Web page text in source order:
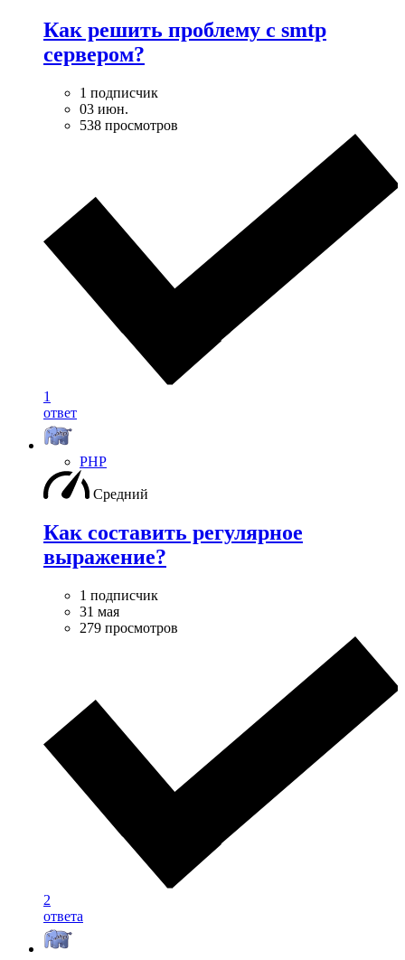
Как решить проблему с smtp
сервером?
1 подписчик
03 июн.
538 просмотров
1
ответ
PHP
Средний
Как составить регулярное
выражение?
1 подписчик
31 мая
279 просмотров
2
ответа